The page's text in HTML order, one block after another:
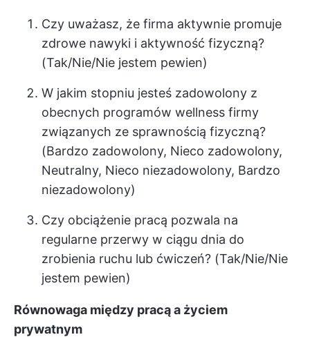
Czy uważasz, że firma aktywnie promuje
zdrowe nawyki i aktywność fizyczną?
(Tak/Nie/Nie jestem pewien)
W jakim stopniu jesteś zadowolony z
obecnych programów wellness firmy
związanych ze sprawnością fizyczną?
(Bardzo zadowolony, Nieco zadowolony,
Neutralny, Nieco niezadowolony, Bardzo
niezadowolony)
Czy obciążenie pracą pozwala na
regularne przerwy w ciągu dnia do
zrobienia ruchu lub ćwiczeń? (Tak/Nie/Nie
jestem pewien)
Równowaga między pracą a życiem
prywatnym